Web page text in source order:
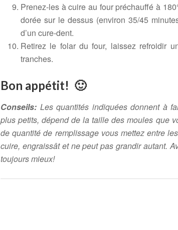
Prenez-les à cuire au four préchauffé à
dorée sur le dessus (environ 35/45
d’un cure-dent.
Retirez le folar du four, laissez refroidir
tranches.
Bon appétit! 🙂
Conseils: Les quantités indiquées donnent à
plus petits, dépend de la taille des moules que
de quantité de remplissage vous mettez entre
cuire, engraissât et ne peut pas grandir autant.
toujours mieux!